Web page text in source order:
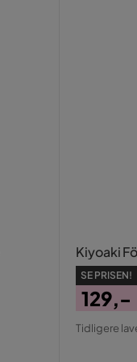
Kiyoaki
SE PRISEN!
Pris
129,-
Tidligere